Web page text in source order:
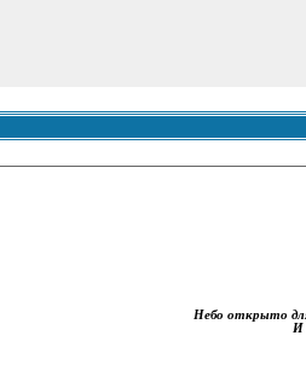
Небо открыто
И